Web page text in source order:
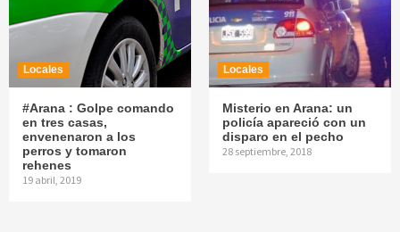
Locales
#Arana : Golpe comando
en tres casas,
envenenaron a los
perros y tomaron
rehenes
19 abril, 2019
Locales
Misterio en Arana: un
policía apareció con un
disparo en el pecho
28 septiembre, 2018